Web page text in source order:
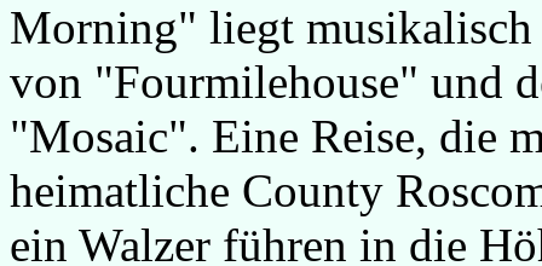
Morning" liegt musikalisch
von "Fourmilehouse" und
"Mosaic". Eine Reise, die
heimatliche County
ein Walzer führen in die